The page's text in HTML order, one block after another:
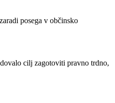
posega v občinsko
cilj zagotoviti pravno trdno,